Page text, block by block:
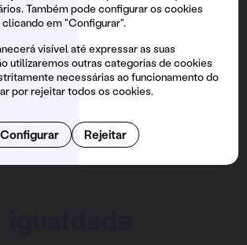
Também pode configurar os cookies
em "Configurar".
visível até expressar as suas
utilizaremos outras categorias de cookies
necessárias ao funcionamento do
por rejeitar todos os cookies.
Configurar Rejeitar